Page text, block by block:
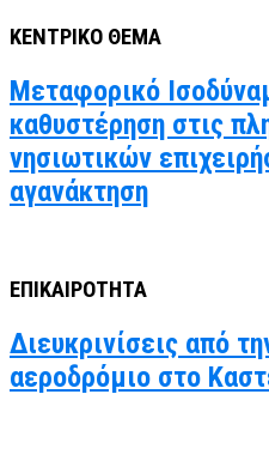
ΚΕΝΤΡΙΚΟ ΘΕΜΑ
Μεταφορικό
καθυστέρηση στις
νησιωτικών
αγανάκτηση
ΕΠΙΚΑΙΡΟΤΗΤΑ
Διευκρινίσεις από
αεροδρόμιο στο